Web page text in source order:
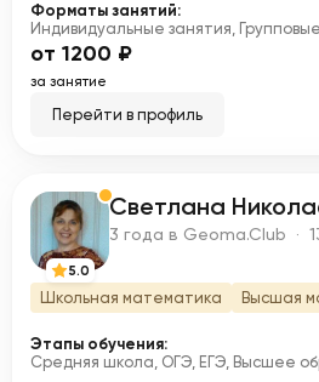
Форматы занятий:
Индивидуальные занятия,
от 1200 ₽
за занятие
Перейти в профиль
С
5.0
Светлана
3 года в Geoma.Club ·
Школьная математика Высшая
Этапы обучения:
Средняя школа, ОГЭ, ЕГЭ, Высшее